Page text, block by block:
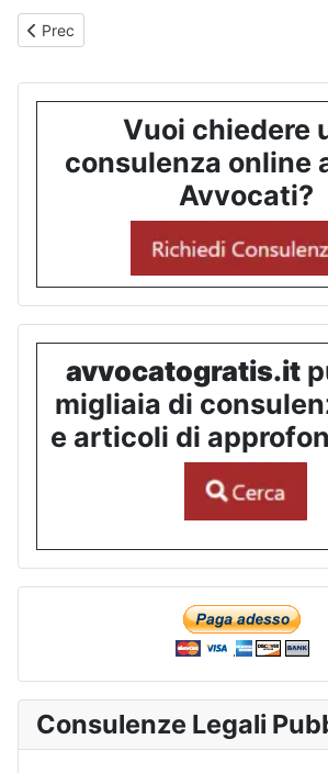
Articolo precedente: Bocciatura
Prec
Vuoi chiedere
consulenza online
Avvocati?
avvocatogratis.it
migliaia di
e articoli di
Consulenze Legali